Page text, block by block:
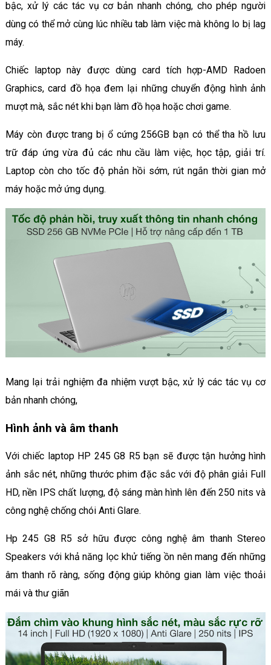
bậc, xử lý các tác vụ cơ bản nhanh chóng, cho phép người
dùng có thể mở cùng lúc nhiều tab làm việc mà không lo bị lag
máy.
Chiếc laptop này được dùng card tích hợp-AMD Radoen
Graphics, card đồ họa đem lại những chuyển động hình ảnh
mượt mà, sắc nét khi bạn làm đồ họa hoặc chơi game.
Máy còn được trang bị ổ cứng 256GB bạn có thể tha hồ lưu
trữ đáp ứng vừa đủ các nhu cầu làm việc, học tập, giải trí.
Laptop còn cho tốc độ phản hồi sớm, rút ngắn thời gian mở
máy hoặc mở ứng dụng.
Mang lại trải nghiệm đa nhiệm vượt bậc, xử lý các tác vụ cơ
bản nhanh chóng,
Hình ảnh và âm thanh
Với chiếc laptop HP 245 G8 R5 bạn sẽ được tận hưởng hình
ảnh sắc nét, những thước phim đặc sắc với độ phân giải Full
HD, nền IPS chất lượng, độ sáng màn hình lên đến 250 nits và
công nghệ chống chói Anti Glare.
Hp 245 G8 R5 sở hữu được công nghệ âm thanh Stereo
Speakers với khả năng lọc khử tiếng ồn nên mang đến những
âm thanh rõ ràng, sống động giúp không gian làm việc thoải
mái và thư giãn